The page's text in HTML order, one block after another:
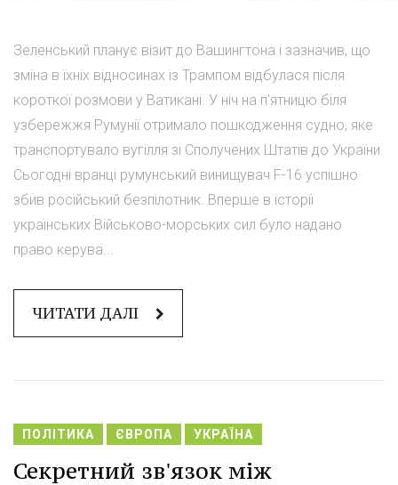
Зеленський планує візит до Вашингтона і зазначив, що
зміна в їхніх відносинах із Трампом відбулася після
короткої розмови у Ватикані. У ніч на п'ятницю біля
узбережжя Румунії отримало пошкодження судно, яке
транспортувало вугілля зі Сполучених Штатів до України.
Сьогодні вранці румунський винищувач F-16 успішно
збив російський безпілотник. Вперше в історії
українських Військово-морських сил було надано
право керува...
ЧИТАТИ ДАЛІ
ПОЛІТИКА ЄВРОПА УКРАЇНА
Секретний зв'язок між